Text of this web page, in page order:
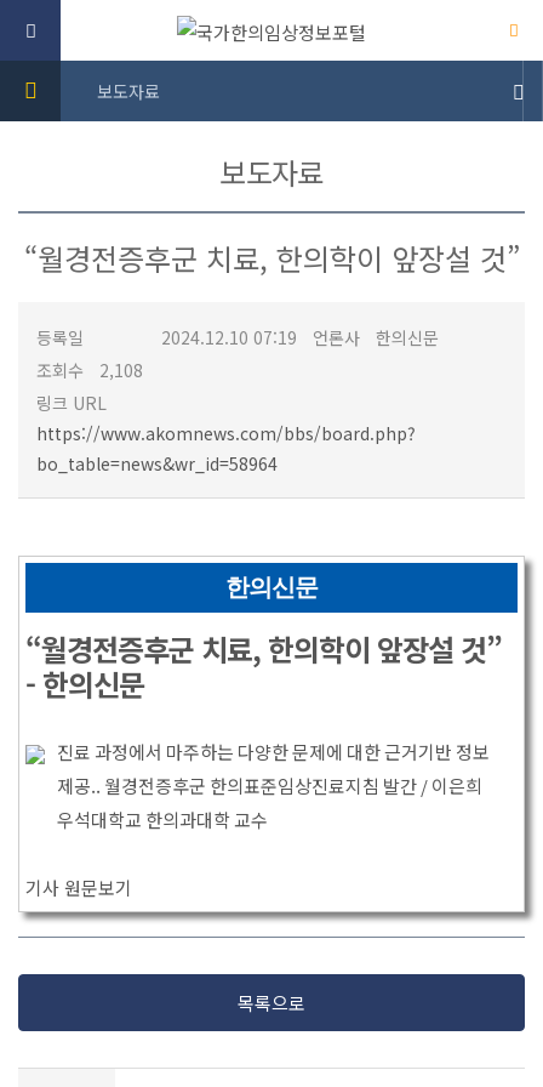
보도자료
보도자료
“월경전증후군 치료, 한의학이 앞장설 것”
등록일 2024.12.10 07:19 언론사
한의신문
조회수
2,108
링크 URL
https://www.akomnews.com/bbs/board.php?
bo_table=news&wr_id=58964
한의신문
“월경전증후군 치료, 한의학이 앞장설 것”
- 한의신문
진료 과정에서 마주하는 다양한 문제에 대한 근거기반 정보
제공.. 월경전증후군 한의표준임상진료지침 발간 / 이은희
우석대학교 한의과대학 교수
기사 원문보기
목록으로